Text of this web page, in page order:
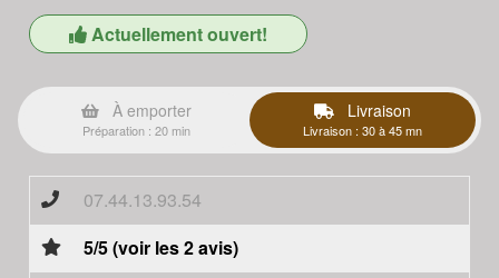
Actuellement ouvert!
À emporter
Préparation : 20 min
Livraison
Livraison : 30 à 45 mn
07.44.13.93.54
5/5 (voir les 2 avis)